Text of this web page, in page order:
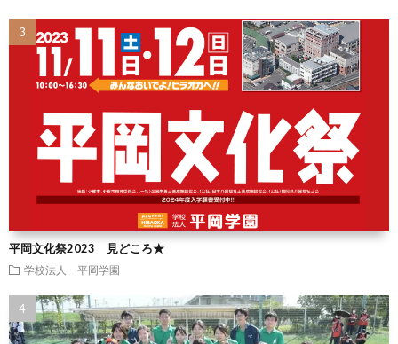
平岡文化祭2023 見どころ★
学校法人 平岡学園